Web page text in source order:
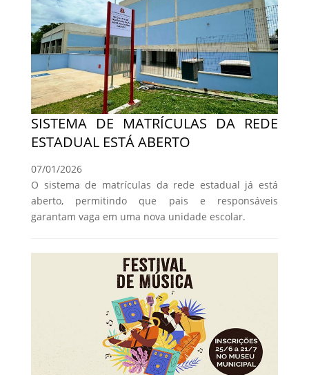
SISTEMA DE MATRÍCULAS DA REDE
ESTADUAL ESTÁ ABERTO
07/01/2026
O sistema de matrículas da rede estadual já está
aberto, permitindo que pais e responsáveis
garantam vaga em uma nova unidade escolar.